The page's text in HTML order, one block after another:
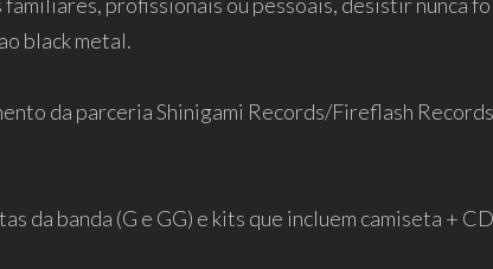
black metal.
da parceria Shinigami Records/Fireflash
da banda (G e GG) e kits que incluem camiseta +